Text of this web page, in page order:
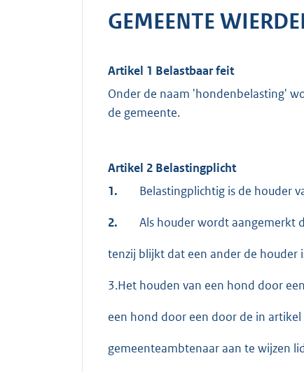
GEMEENTE
Artikel 1 Belastbaar feit
Onder de naam 'hondenbelasting'
de gemeente.
Artikel 2 Belastingplicht
1.
Belastingplichtig is de houder
2. Als houder wordt aangemerkt
tenzij blijkt dat een ander de houder
3.Het houden van een hond door
een hond door een door de in
gemeenteambtenaar aan te wijzen